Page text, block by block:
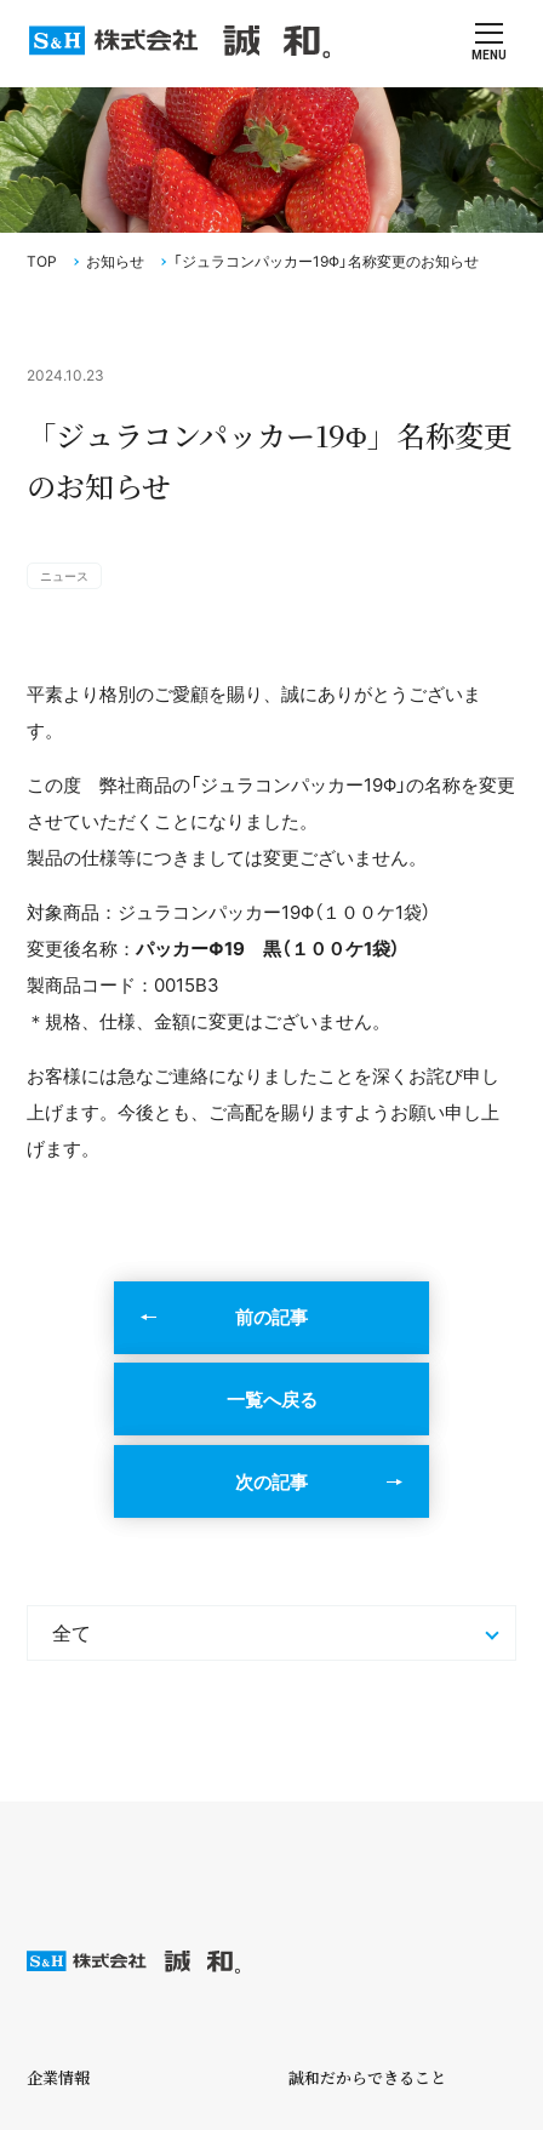
MENU
TOP お知らせ 「ジュラコンパッカー19Φ」名称変更のお知らせ
2024.10.23
「ジュラコンパッカー19Φ」名称変更
のお知らせ
ニュース
平素より格別のご愛顧を賜り、誠にありがとうございま
す。
この度 弊社商品の「ジュラコンパッカー19Φ」の名称を変更
させていただくことになりました。
製品の仕様等につきましては変更ございません。
対象商品：ジュラコンパッカー19Φ（１００ケ1袋）
変更後名称：パッカーΦ19 黒（１００ケ1袋）
製商品コード：0015B3
＊規格、仕様、金額に変更はございません。
お客様には急なご連絡になりましたことを深くお詫び申し
上げます。今後とも、ご高配を賜りますようお願い申し上
げます。
前の記事
一覧へ戻る
次の記事
企業情報 誠和だからできること